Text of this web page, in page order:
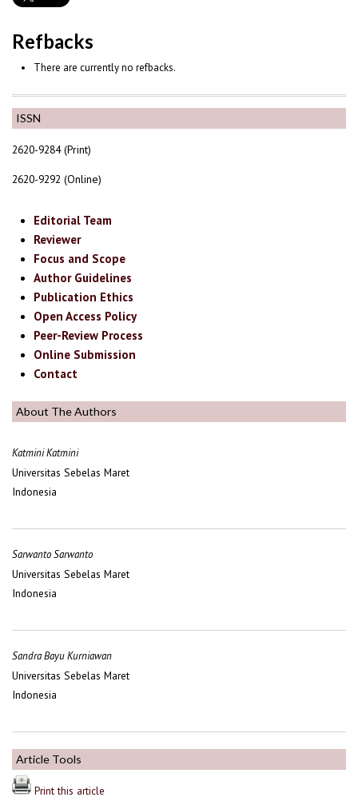
ISSN
2620-9284 (Print)
2620-9292 (Online)
Editorial Team
Reviewer
Focus and Scope
Author Guidelines
Publication Ethics
Open Access Policy
Peer-Review Process
Online Submission
Contact
About The Authors
Katmini Katmini
Universitas Sebelas Maret
Indonesia
Sarwanto Sarwanto
Universitas Sebelas Maret
Indonesia
Sandra Bayu Kurniawan
Universitas Sebelas Maret
Indonesia
Article Tools
Print this article
Refbacks
There are currently no refbacks.